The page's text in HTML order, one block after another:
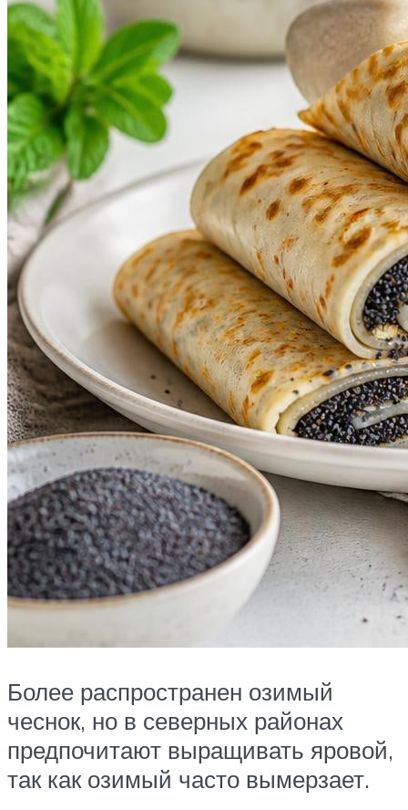
Более распространен озимый
чеснок, но в северных районах
предпочитают выращивать яровой,
так как озимый часто вымерзает.